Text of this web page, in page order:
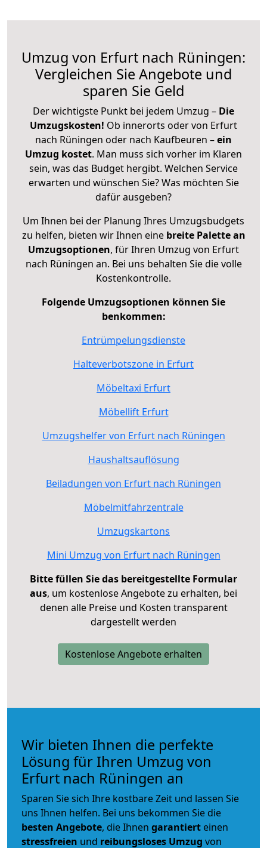
Umzug von Erfurt nach Rüningen:
Vergleichen Sie Angebote und
sparen Sie Geld
Der wichtigste Punkt bei jedem Umzug – Die
Umzugskosten! Ob innerorts oder von Erfurt
nach Rüningen oder nach Kaufbeuren –ein
Umzug kostet. Man muss sich vorher im Klaren
sein, was das Budget hergibt. Welchen Service
erwarten und wünschen Sie? Was möchten Sie
dafür ausgeben?
Um Ihnen bei der Planung Ihres Umzugsbudgets
zu helfen, bieten wir Ihnen eine breite Palette an
Umzugsoptionen, für Ihren Umzug von Erfurt
nach Rüningen an. Bei uns behalten Sie die volle
Kostenkontrolle.
Folgende Umzugsoptionen können Sie
benkommen:
Entrümpelungsdienste
Halteverbotszone in Erfurt
Möbeltaxi Erfurt
Möbellift Erfurt
Umzugshelfer von Erfurt nach Rüningen
Haushaltsauflösung
Beiladungen von Erfurt nach Rüningen
Möbelmitfahrzentrale
Umzugskartons
Mini Umzug von Erfurt nach Rüningen
Bitte füllen Sie das bereitgestellte Formular
aus, um kostenlose Angebote zu erhalten, bei
denen alle Preise und Kosten transparent
dargestellt werden
Kostenlose Angebote erhalten
Wir bieten Ihnen die perfekte
Lösung für Ihren Umzug von
Erfurt nach Rüningen an
Sparen Sie sich Ihre kostbare Zeit und lassen Sie
uns Ihnen helfen. Bei uns bekommen Sie die
besten Angebote, die Ihnen garantiert einen
stressfreien und reibungsloses Umzug von